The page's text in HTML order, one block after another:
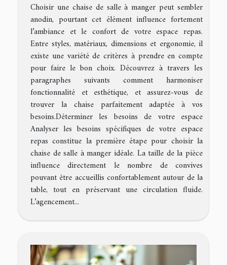
Choisir une chaise de salle à manger peut sembler
anodin, pourtant cet élément influence fortement
l’ambiance et le confort de votre espace repas.
Entre styles, matériaux, dimensions et ergonomie, il
existe une variété de critères à prendre en compte
pour faire le bon choix. Découvrez à travers les
paragraphes suivants comment harmoniser
fonctionnalité et esthétique, et assurez-vous de
trouver la chaise parfaitement adaptée à vos
besoins.Déterminer les besoins de votre espace
Analyser les besoins spécifiques de votre espace
repas constitue la première étape pour choisir la
chaise de salle à manger idéale. La taille de la pièce
influence directement le nombre de convives
pouvant être accueillis confortablement autour de la
table, tout en préservant une circulation fluide.
L’agencement...